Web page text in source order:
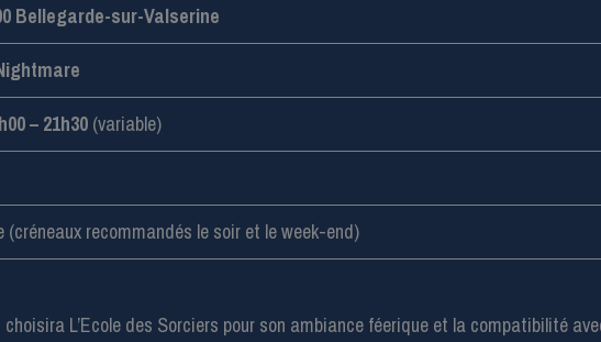
Bellegarde-sur-Valserine
– 21h30(variable)
(créneaux recommandés le soir et le week-end)
L’Ecole des Sorciers pour son ambiance féerique et la compatibilité